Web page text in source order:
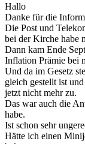
Hallo
Danke für die
Die Post und
bei der Kirche habe
Dann kam Ende
Inflation Prämie bei
Und da im Gesetz
gleich gestellt ist
jetzt nicht mehr zu.
Das war auch die
habe.
Ist schon sehr
Hätte ich einen